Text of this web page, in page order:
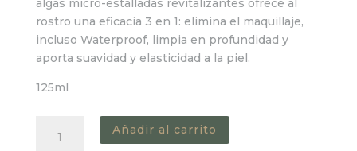
rostro una eficacia 3 en 1: elimina el maquillaje,
incluso Waterproof, limpia en profundidad y
aporta suavidad y elasticidad a la piel.
125ml
Añadir al carrito